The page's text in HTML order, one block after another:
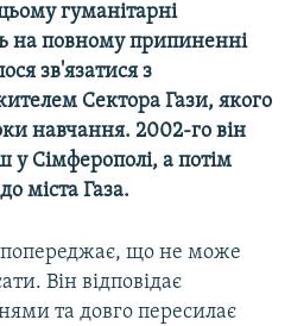
гуманітарні
на повному припиненні
зв'язатися з
Сектора Гази, якого
навчання. 2002-го він
Сімферополі, а потім
міста Газа.
попереджає, що не може
Він відповідає
та довго пересилає